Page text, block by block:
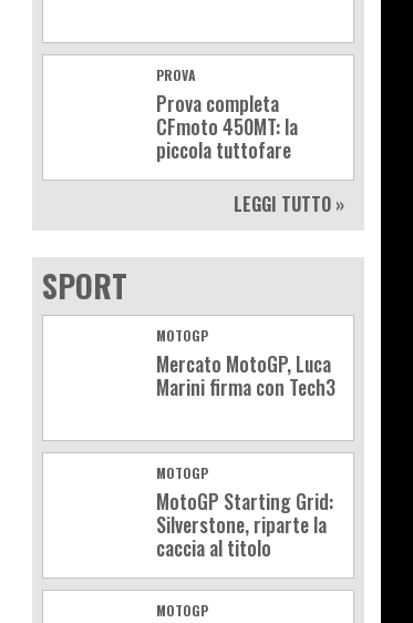
PROVA
Prova completa
CFmoto 450MT: la
piccola tuttofare
LEGGI TUTTO »
SPORT
MOTOGP
Mercato MotoGP, Luca
Marini firma con Tech3
MOTOGP
MotoGP Starting Grid:
Silverstone, riparte la
caccia al titolo
MOTOGP